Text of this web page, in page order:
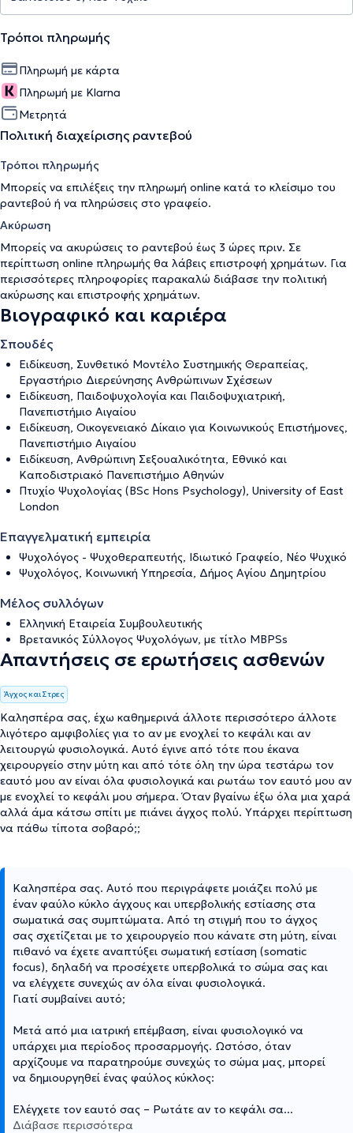
Τρόποι πληρωμής
Πληρωμή με κάρτα
Πληρωμή με Klarna
Μετρητά
Πολιτική διαχείρισης ραντεβού
Τρόποι πληρωμής
Μπορείς να επιλέξεις την πληρωμή online κατά το κλείσιμο του
ραντεβού ή να πληρώσεις στο γραφείο.
Ακύρωση
Μπορείς να ακυρώσεις το ραντεβού έως 3 ώρες πριν. Σε
περίπτωση online πληρωμής θα λάβεις επιστροφή χρημάτων. Για
περισσότερες πληροφορίες παρακαλώ διάβασε την πολιτική
ακύρωσης και επιστροφής χρημάτων.
Βιογραφικό και καριέρα
Σπουδές
Ειδίκευση, Συνθετικό Μοντέλο Συστημικής Θεραπείας,
Εργαστήριο Διερεύνησης Ανθρώπινων Σχέσεων
Ειδίκευση, Παιδοψυχολογία και Παιδοψυχιατρική,
Πανεπιστήμιο Αιγαίου
Ειδίκευση, Οικογενειακό Δίκαιο για Κοινωνικούς Επιστήμονες,
Πανεπιστήμιο Αιγαίου
Ειδίκευση, Ανθρώπινη Σεξουαλικότητα, Εθνικό και
Καποδιστριακό Πανεπιστήμιο Αθηνών
Πτυχίο Ψυχολογίας (BSc Hons Psychology), University of East
London
Επαγγελματική εμπειρία
Ψυχολόγος - Ψυχοθεραπευτής, Ιδιωτικό Γραφείο, Νέο Ψυχικό
Ψυχολόγος, Κοινωνική Υπηρεσία, Δήμος Αγίου Δημητρίου
Μέλος συλλόγων
Ελληνική Εταιρεία Συμβουλευτικής
Βρετανικός Σύλλογος Ψυχολόγων, με τίτλο MBPSs
Απαντήσεις σε ερωτήσεις ασθενών
Άγχος και Στρες
Καλησπέρα σας, έχω καθημερινά άλλοτε περισσότερο άλλοτε
λιγότερο αμφιβολίες για το αν με ενοχλεί το κεφάλι και αν
λειτουργώ φυσιολογικά. Αυτό έγινε από τότε που έκανα
χειρουργείο στην μύτη και από τότε όλη την ώρα τεστάρω τον
εαυτό μου αν είναι όλα φυσιολογικά και ρωτάω τον εαυτό μου αν
με ενοχλεί το κεφάλι μου σήμερα. Όταν βγαίνω έξω όλα μια χαρά
αλλά άμα κάτσω σπίτι με πιάνει άγχος πολύ. Υπάρχει περίπτωση
να πάθω τίποτα σοβαρό;;
Καλησπέρα σας. Αυτό που περιγράφετε μοιάζει πολύ με
έναν φαύλο κύκλο άγχους και υπερβολικής εστίασης στα
σωματικά σας συμπτώματα. Από τη στιγμή που το άγχος
σας σχετίζεται με το χειρουργείο που κάνατε στη μύτη, είναι
πιθανό να έχετε αναπτύξει σωματική εστίαση (somatic
focus), δηλαδή να προσέχετε υπερβολικά το σώμα σας και
να ελέγχετε συνεχώς αν όλα είναι φυσιολογικά.
Γιατί συμβαίνει αυτό;
Μετά από μια ιατρική επέμβαση, είναι φυσιολογικό να
υπάρχει μια περίοδος προσαρμογής. Ωστόσο, όταν
αρχίζουμε να παρατηρούμε συνεχώς το σώμα μας, μπορεί
να δημιουργηθεί ένας φαύλος κύκλος:
Ελέγχετε τον εαυτό σας – Ρωτάτε αν το κεφάλι σα...
Διάβασε περισσότερα